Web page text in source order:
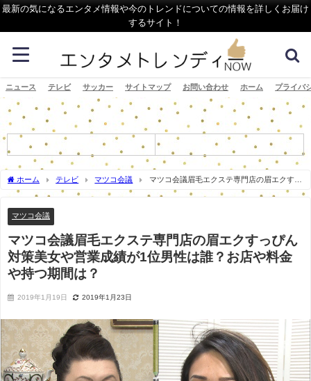
最新の気になるエンタメ情報や今のトレンドについての情報を詳しくお届け
するサイト！
ニュース テレビ サッカー サイトマップ お問い合わせ ホーム プライバ
ホーム テレビ マツコ会議
マツコ会議眉毛エクステ専門店の眉エクすっ
ぴん対策美女や営業成績が1位男性は誰？お店や料金や持つ期間は？
マツコ会議
マツコ会議眉毛エクステ専門店の眉エクすっぴん
対策美女や営業成績が1位男性は誰？お店や料金
や持つ期間は？
2019年1月19日 2019年1月23日